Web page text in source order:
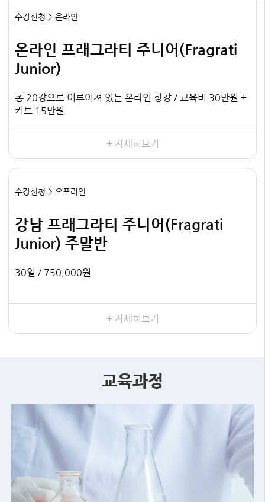
수강신청 > 온라인
온라인 프래그라티 주니어(Fragrati
Junior)
총 20강으로 이루어져 있는 온라인 향강 / 교육비 30만원 +
키트 15만원
+ 자세히보기
수강신청 > 오프라인
강남 프래그라티 주니어(Fragrati
Junior) 주말반
30일 / 750,000원
+ 자세히보기
교육과정